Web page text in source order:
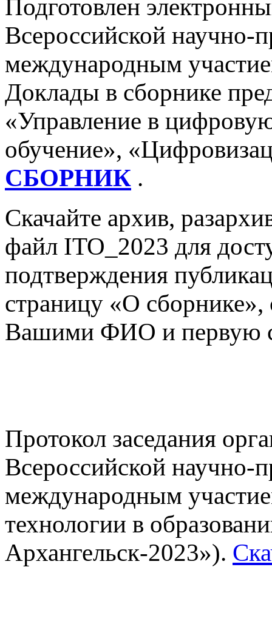
Подготовлен
Всероссийской научно-
международным
Доклады в сборнике
«Управление в
обучение»,
СБОРНИК .
Скачайте архив,
файл ITO_2023 для
подтверждения
страницу «О сборнике»,
Вашими ФИО и первую
Протокол заседания
Всероссийской научно-
международным
технологии в
Архангельск-2023»).